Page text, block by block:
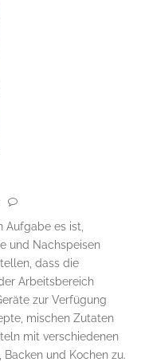
Aufgabe es ist,
und Nachspeisen
dass die
Arbeitsbereich
zur Verfügung
mischen Zutaten
mit verschiedenen
und Kochen zu.